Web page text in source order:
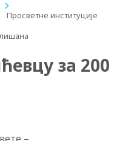
/
Просветне институције
за 200